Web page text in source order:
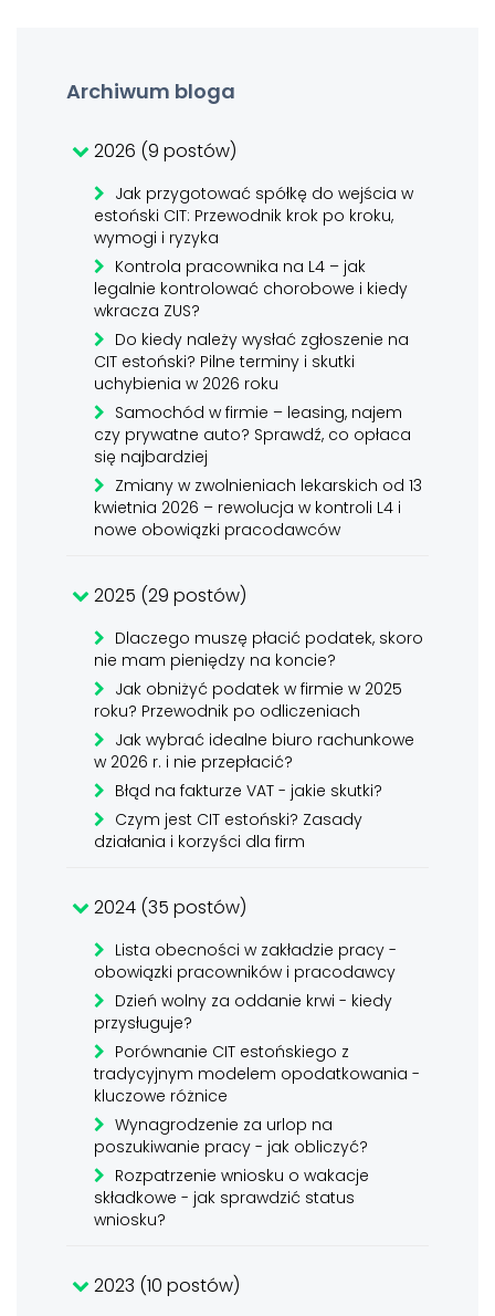
Archiwum bloga
2026 (9 postów)
Jak przygotować spółkę do wejścia w
estoński CIT: Przewodnik krok po kroku,
wymogi i ryzyka
Kontrola pracownika na L4 – jak
legalnie kontrolować chorobowe i kiedy
wkracza ZUS?
Do kiedy należy wysłać zgłoszenie na
CIT estoński? Pilne terminy i skutki
uchybienia w 2026 roku
Samochód w firmie – leasing, najem
czy prywatne auto? Sprawdź, co opłaca
się najbardziej
Zmiany w zwolnieniach lekarskich od 13
kwietnia 2026 – rewolucja w kontroli L4 i
nowe obowiązki pracodawców
2025 (29 postów)
Dlaczego muszę płacić podatek, skoro
nie mam pieniędzy na koncie?
Jak obniżyć podatek w firmie w 2025
roku? Przewodnik po odliczeniach
Jak wybrać idealne biuro rachunkowe
w 2026 r. i nie przepłacić?
Błąd na fakturze VAT - jakie skutki?
Czym jest CIT estoński? Zasady
działania i korzyści dla firm
2024 (35 postów)
Lista obecności w zakładzie pracy -
obowiązki pracowników i pracodawcy
Dzień wolny za oddanie krwi - kiedy
przysługuje?
Porównanie CIT estońskiego z
tradycyjnym modelem opodatkowania -
kluczowe różnice
Wynagrodzenie za urlop na
poszukiwanie pracy - jak obliczyć?
Rozpatrzenie wniosku o wakacje
składkowe - jak sprawdzić status
wniosku?
2023 (10 postów)